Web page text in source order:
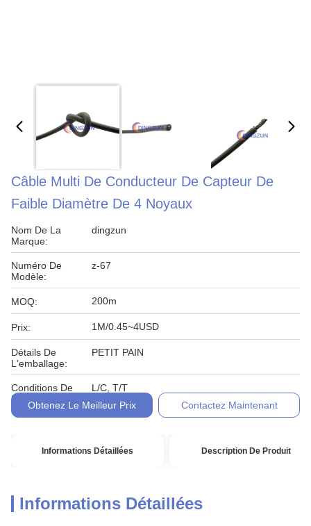
Câble Multi De Conducteur De Capteur De
Faible Diamètre De 4 Noyaux
Nom De La
Marque:
dingzun
Numéro De
Modèle:
z-67
MOQ: 200m
Prix: 1M/0.45~4USD
Détails De
L'emballage:
PETIT PAIN
Conditions De
Paiement:
L/C, T/T
Obtenez Le Meilleur Prix
Contactez Maintenant
Informations Détaillées Description De Produit
Informations Détaillées